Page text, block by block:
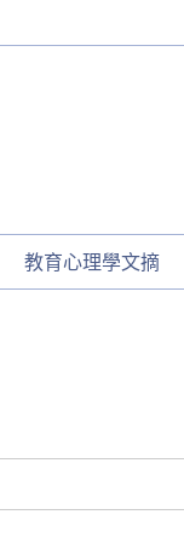
教育心理學文摘